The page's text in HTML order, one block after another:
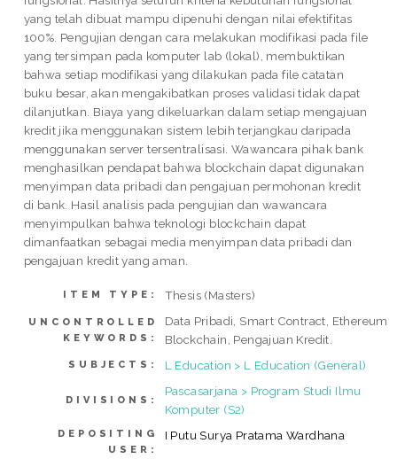
yang telah dibuat mampu dipenuhi dengan nilai efektifitas
100%. Pengujian dengan cara melakukan modifikasi pada file
yang tersimpan pada komputer lab (lokal), membuktikan
bahwa setiap modifikasi yang dilakukan pada file catatan
buku besar, akan mengakibatkan proses validasi tidak dapat
dilanjutkan. Biaya yang dikeluarkan dalam setiap mengajuan
kredit jika menggunakan sistem lebih terjangkau daripada
menggunakan server tersentralisasi. Wawancara pihak bank
menghasilkan pendapat bahwa blockchain dapat digunakan
menyimpan data pribadi dan pengajuan permohonan kredit
di bank. Hasil analisis pada pengujian dan wawancara
menyimpulkan bahwa teknologi blockchain dapat
dimanfaatkan sebagai media menyimpan data pribadi dan
pengajuan kredit yang aman.
ITEM TYPE: Thesis (Masters)
UNCONTROLLED
KEYWORDS:
Data Pribadi, Smart Contract, Ethereum
Blockchain, Pengajuan Kredit.
SUBJECTS: L Education > L Education (General)
DIVISIONS:
Pascasarjana > Program Studi Ilmu
Komputer (S2)
DEPOSITING
USER:
I Putu Surya Pratama Wardhana